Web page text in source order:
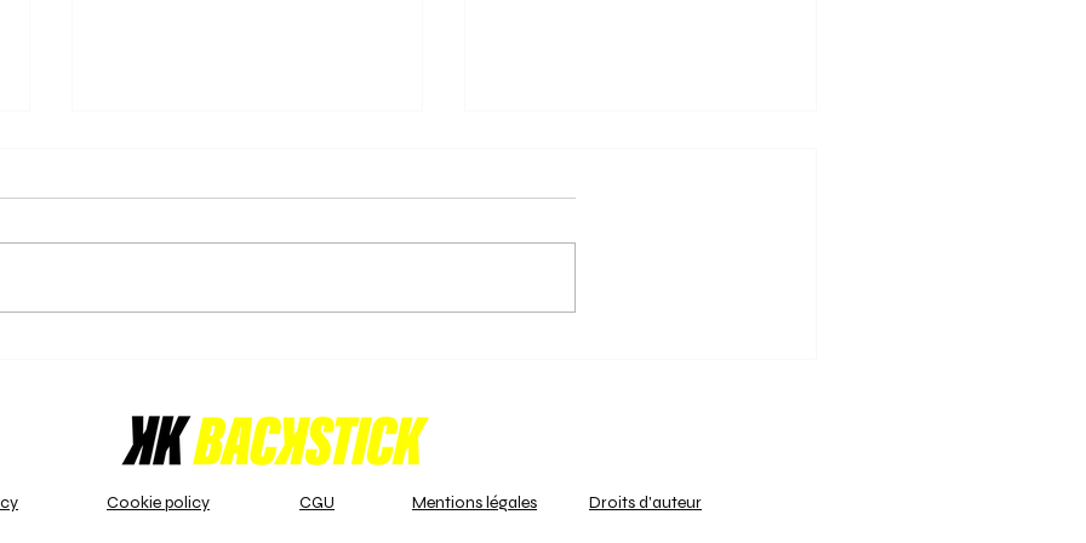
championne!
LFH 1 - A. En tête du classement,
panache!
pour un dernier round décisif. Les
Cookie policy CGU Mentions légales Droits d'auteur